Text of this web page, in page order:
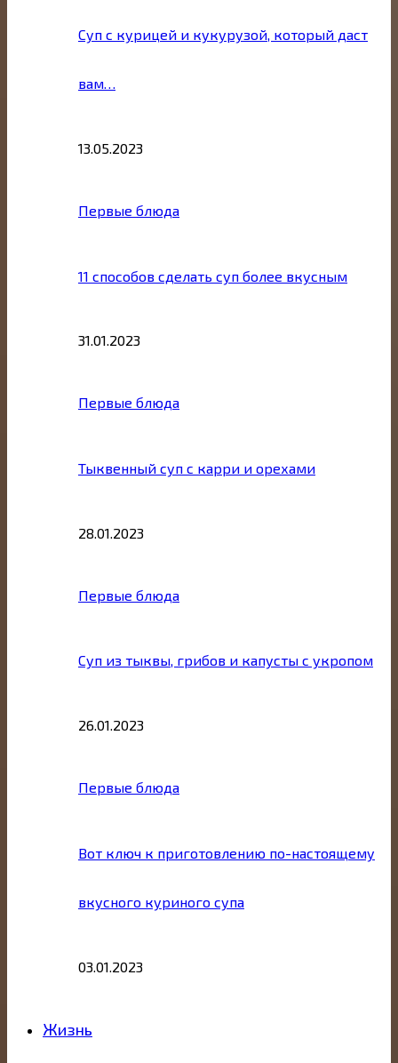
Суп с курицей и кукурузой, который даст
вам…
13.05.2023
Первые блюда
11 способов сделать суп более вкусным
31.01.2023
Первые блюда
Тыквенный суп с карри и орехами
28.01.2023
Первые блюда
Суп из тыквы, грибов и капусты с укропом
26.01.2023
Первые блюда
Вот ключ к приготовлению по-настоящему
вкусного куриного супа
03.01.2023
Жизнь